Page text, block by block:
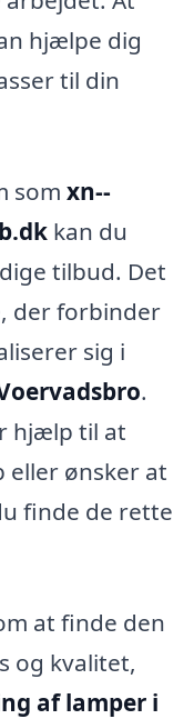
hjælpe dig
til din
som xn--
kan du
tilbud. Det
der forbinder
sig i
.
hjælp til at
eller ønsker at
finde de rette
at finde den
og kvalitet,
af lamper i